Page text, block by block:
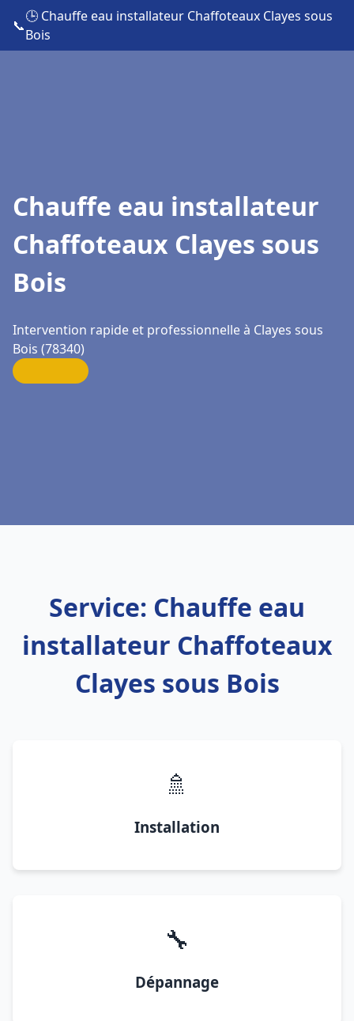
📞
🕒 Chauffe eau installateur Chaffoteaux Clayes sous
Bois
Chauffe eau installateur
Chaffoteaux Clayes sous
Bois
Intervention rapide et professionnelle à Clayes sous
Bois (78340)
Service: Chauffe eau
installateur Chaffoteaux
Clayes sous Bois
🚿
Installation
🔧
Dépannage